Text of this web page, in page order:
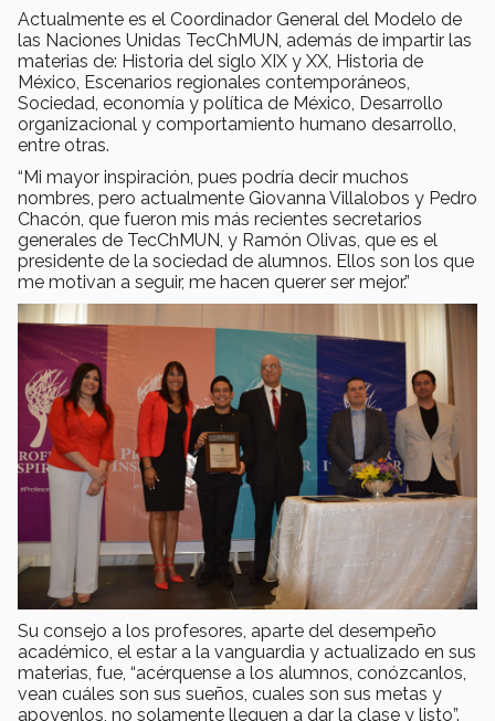
Actualmente es el Coordinador General del Modelo de
las Naciones Unidas TecChMUN, además de impartir las
materias de: Historia del siglo XIX y XX, Historia de
México, Escenarios regionales contemporáneos,
Sociedad, economía y política de México, Desarrollo
organizacional y comportamiento humano desarrollo,
entre otras.
“Mi mayor inspiración, pues podría decir muchos
nombres, pero actualmente Giovanna Villalobos y Pedro
Chacón, que fueron mis más recientes secretarios
generales de TecChMUN, y Ramón Olivas, que es el
presidente de la sociedad de alumnos. Ellos son los que
me motivan a seguir, me hacen querer ser mejor.”
Su consejo a los profesores, aparte del desempeño
académico, el estar a la vanguardia y actualizado en sus
materias, fue, “acérquense a los alumnos, conózcanlos,
vean cuáles son sus sueños, cuales son sus metas y
apoyenlos, no solamente lleguen a dar la clase y listo”.